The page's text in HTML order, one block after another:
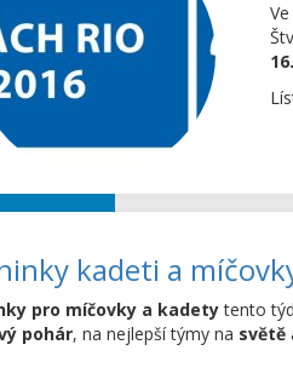
Ve
kadeti a
pro míčovky a kadetytento
pohár, na nejlepší týmy na světě